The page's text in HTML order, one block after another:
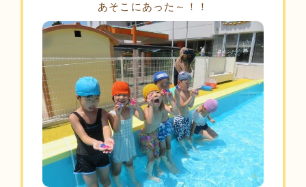
あそこにあった～！！